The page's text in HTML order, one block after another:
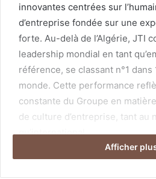
innovantes centrées sur
d’entreprise fondée sur une
forte. Au-delà de l’Algérie, JTI
leadership mondial en tant
référence, se classant n°1
monde. Cette performance
constante du Groupe en
de culture d’entreprise, tant au
qu’international.
JTI : certifié Top
Afficher